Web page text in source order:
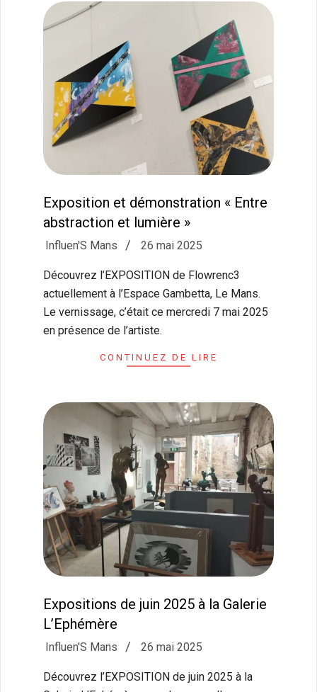
Exposition et démonstration « Entre
abstraction et lumière »
2025-
26
Influen'S Mans 26 mai 2025
Découvrez l’EXPOSITION de Flowrenc3
actuellement à l’Espace Gambetta, Le Mans.
Le vernissage, c’était ce mercredi 7 mai 2025
en présence de l’artiste.
CONTINUEZ DE LIRE
Expositions de juin 2025 à la Galerie
L’Ephémère
2025-
26
Influen'S Mans 26 mai 2025
Découvrez l’EXPOSITION de juin 2025 à la